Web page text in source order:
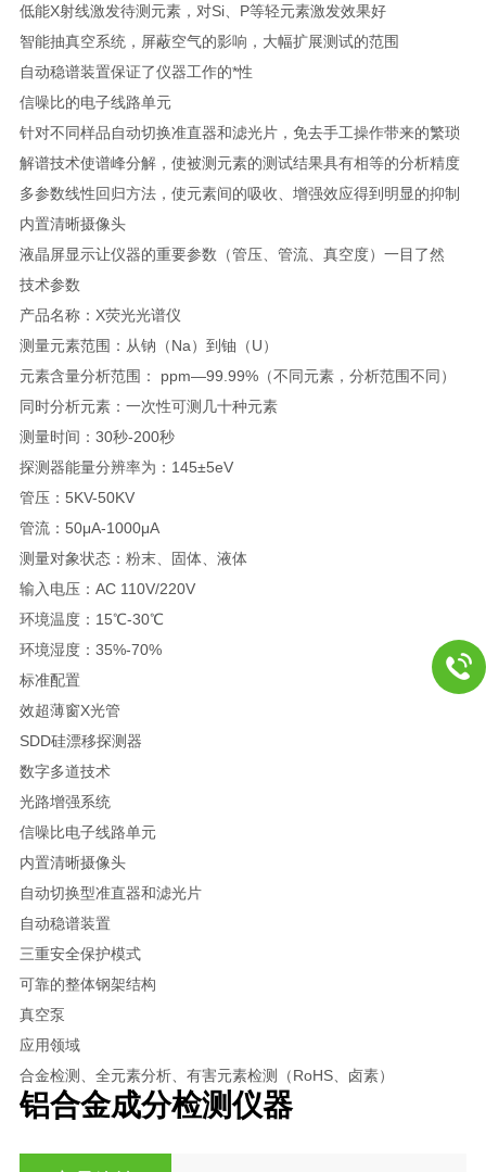
低能X射线激发待测元素，对Si、P等轻元素激发效果好
智能抽真空系统，屏蔽空气的影响，大幅扩展测试的范围
自动稳谱装置保证了仪器工作的*性
信噪比的电子线路单元
针对不同样品自动切换准直器和滤光片，免去手工操作带来的繁琐
解谱技术使谱峰分解，使被测元素的测试结果具有相等的分析精度
多参数线性回归方法，使元素间的吸收、增强效应得到明显的抑制
内置清晰摄像头
液晶屏显示让仪器的重要参数（管压、管流、真空度）一目了然
技术参数
产品名称：X荧光光谱仪
测量元素范围：从钠（Na）到铀（U）
元素含量分析范围： ppm—99.99%（不同元素，分析范围不同）
同时分析元素：一次性可测几十种元素
测量时间：30秒-200秒
探测器能量分辨率为：145±5eV
管压：5KV-50KV
管流：50μA-1000μA
测量对象状态：粉末、固体、液体
输入电压：AC 110V/220V
环境温度：15℃-30℃
环境湿度：35%-70%
标准配置
效超薄窗X光管
SDD硅漂移探测器
数字多道技术
光路增强系统
信噪比电子线路单元
内置清晰摄像头
自动切换型准直器和滤光片
自动稳谱装置
三重安全保护模式
可靠的整体钢架结构
真空泵
应用领域
合金检测、全元素分析、有害元素检测（RoHS、卤素）
铝合金成分检测仪器